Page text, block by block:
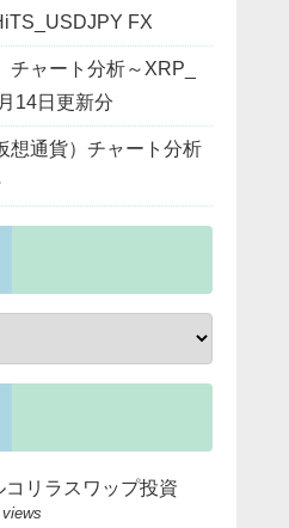
FX
ャート分析～XRP_
14日更新分
想通貨）チャート分析
コリラスワップ投資